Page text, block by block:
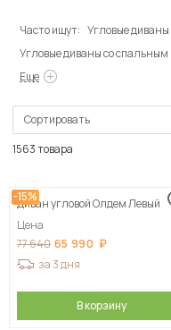
Часто ищут: Угловые диваны
Угловые диваны со
Еще
Сортировать
Сначала дорогие
1563 товара
-15%
Диван угловой Олдем Левый
Цена
77 640 65 990
за 3 дня
В корзину